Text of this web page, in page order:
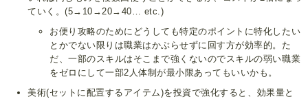
ていく。(5→10→20→40… etc.)
お便り攻略のためにどうしても特定のポイントに特化したい
とかでない限りは職業はかぶらせずに回す方が効率的。た
だ、一部のスキルはそこまで強くないのでスキルの弱い職業
をゼロにして一部2人体制が最小限あってもいいかも。
美術(セットに配置するアイテム)を投資で強化すると、効果量と